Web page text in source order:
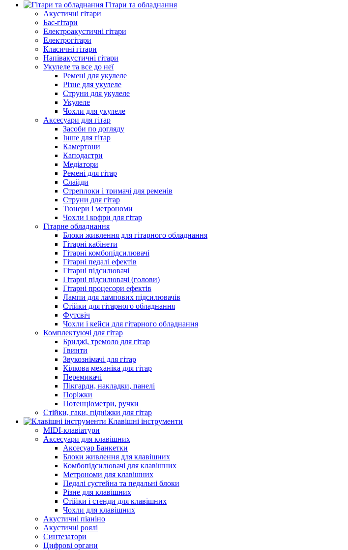
Гітари та обладнання
Акустичні гітари
Бас-гітари
Електроакустичні гітари
Електрогітари
Класичні гітари
Напівакустичні гітари
Укулеле та все до неї
Ремені для укулеле
Різне для укулеле
Струни для укулеле
Укулеле
Чохли для укулеле
Аксесуари для гітар
Засоби по догляду
Інше для гітар
Камертони
Каподастри
Медіатори
Ремені для гітар
Слайди
Стреплоки і тримачі для ременів
Струни для гітар
Тюнери і метрономи
Чохли і кофри для гітар
Гітарне обладнання
Блоки живлення для гітарного обладнання
Гітарні кабінети
Гітарні комбопідсилювачі
Гітарні педалі ефектів
Гітарні підсилювачі
Гітарні підсилювачі (голови)
Гітарні процесори ефектів
Лампи для лампових підсилювачів
Стійки для гітарного обладнання
Футсвіч
Чохли і кейси для гітарного обладнання
Комплектуючі для гітар
Бриджі, тремоло для гітар
Гвинти
Звукознімачі для гітар
Кілкова механіка для гітар
Перемикачі
Пікгарди, накладки, панелі
Поріжки
Потенціометри, ручки
Стійки, гаки, підніжки для гітар
Клавішні інструменти
MIDI-клавіатури
Аксесуари для клавішних
Аксесуар Банкетки
Блоки живлення для клавішних
Комбопідсилювачі для клавішних
Метрономи для клавішних
Педалі сустейна та педальні блоки
Різне для клавішних
Стійки і стенди для клавішних
Чохли для клавішних
Акустичні піаніно
Акустичні роялі
Синтезатори
Цифрові органи